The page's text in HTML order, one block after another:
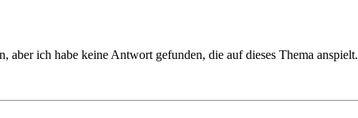
aber ich habe keine Antwort gefunden, die auf dieses Thema anspielt.